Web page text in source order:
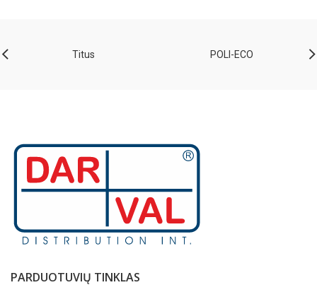
Titus POLI-ECO
PARDUOTUVIŲ TINKLAS